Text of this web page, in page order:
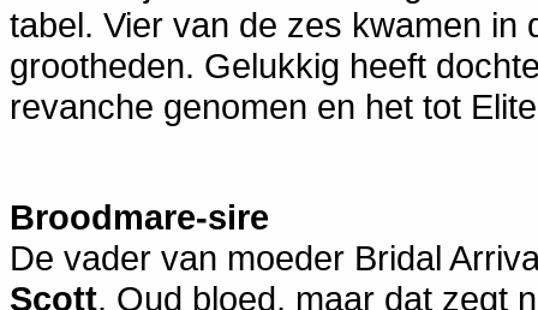
tabel. Vier van de zes kwamen in
grootheden. Gelukkig heeft
revanche genomen en het tot
Broodmare-sire
De vader van moeder Bridal
Scott. Oud bloed, maar dat zegt